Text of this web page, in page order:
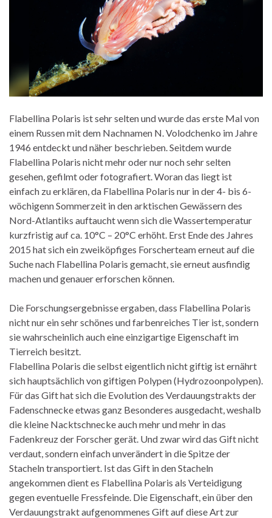
Flabellina Polaris ist sehr selten und wurde das erste Mal von
einem Russen mit dem Nachnamen N. Volodchenko im Jahre
1946 entdeckt und näher beschrieben. Seitdem wurde
Flabellina Polaris nicht mehr oder nur noch sehr selten
gesehen, gefilmt oder fotografiert. Woran das liegt ist
einfach zu erklären, da Flabellina Polaris nur in der 4- bis 6-
wöchigenn Sommerzeit in den arktischen Gewässern des
Nord-Atlantiks auftaucht wenn sich die Wassertemperatur
kurzfristig auf ca. 10°C – 20°C erhöht. Erst Ende des Jahres
2015 hat sich ein zweiköpfiges Forscherteam erneut auf die
Suche nach Flabellina Polaris gemacht, sie erneut ausfindig
machen und genauer erforschen können.
Die Forschungsergebnisse ergaben, dass Flabellina Polaris
nicht nur ein sehr schönes und farbenreiches Tier ist, sondern
sie wahrscheinlich auch eine einzigartige Eigenschaft im
Tierreich besitzt.
Flabellina Polaris die selbst eigentlich nicht giftig ist ernährt
sich hauptsächlich von giftigen Polypen (Hydrozoonpolypen).
Für das Gift hat sich die Evolution des Verdauungstrakts der
Fadenschnecke etwas ganz Besonderes ausgedacht, weshalb
die kleine Nacktschnecke auch mehr und mehr in das
Fadenkreuz der Forscher gerät. Und zwar wird das Gift nicht
verdaut, sondern einfach unverändert in die Spitze der
Stacheln transportiert. Ist das Gift in den Stacheln
angekommen dient es Flabellina Polaris als Verteidigung
gegen eventuelle Fressfeinde. Die Eigenschaft, ein über den
Verdauungstrakt aufgenommenes Gift auf diese Art zur